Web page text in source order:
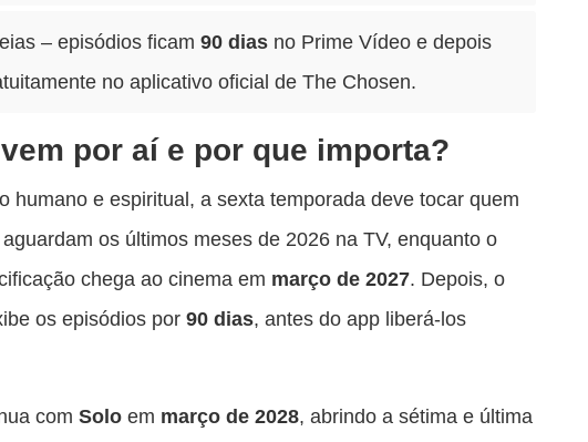
– episódios ficam90 dias no Prime Vídeo e depois
no aplicativo oficial de The Chosen.
por aí e por que importa?
humano e espiritual, a sexta temporada deve tocar quem
os últimos meses de 2026 na TV, enquanto o
chega ao cinema em março de 2027. Depois, o
os episódios por90 dias, antes do app liberá-los
comSolo em março de 2028, abrindo a sétima e última